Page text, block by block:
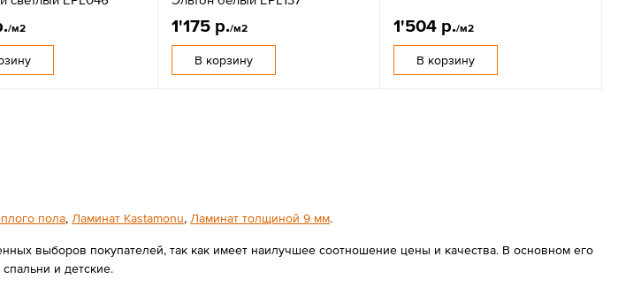
/м2 1'175 р./м2
В корзину
1'504 р./м2
В корзину
пола, Ламинат Kastamonu, Ламинат толщиной 9 мм.
выборов покупателей, так как имеет наилучшее соотношение цены и качества. В основном его
и детские.